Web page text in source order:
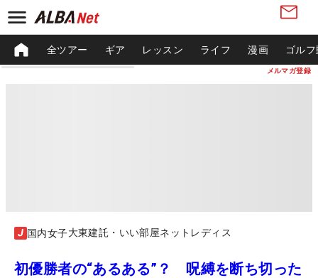
メルマガ登録
全ツアー ギア レッスン ライフ 漫画 ゴル
国内女子大東建託・いい部屋ネットレディス
初優勝者の“あるある”？ 呪縛を断ち切った